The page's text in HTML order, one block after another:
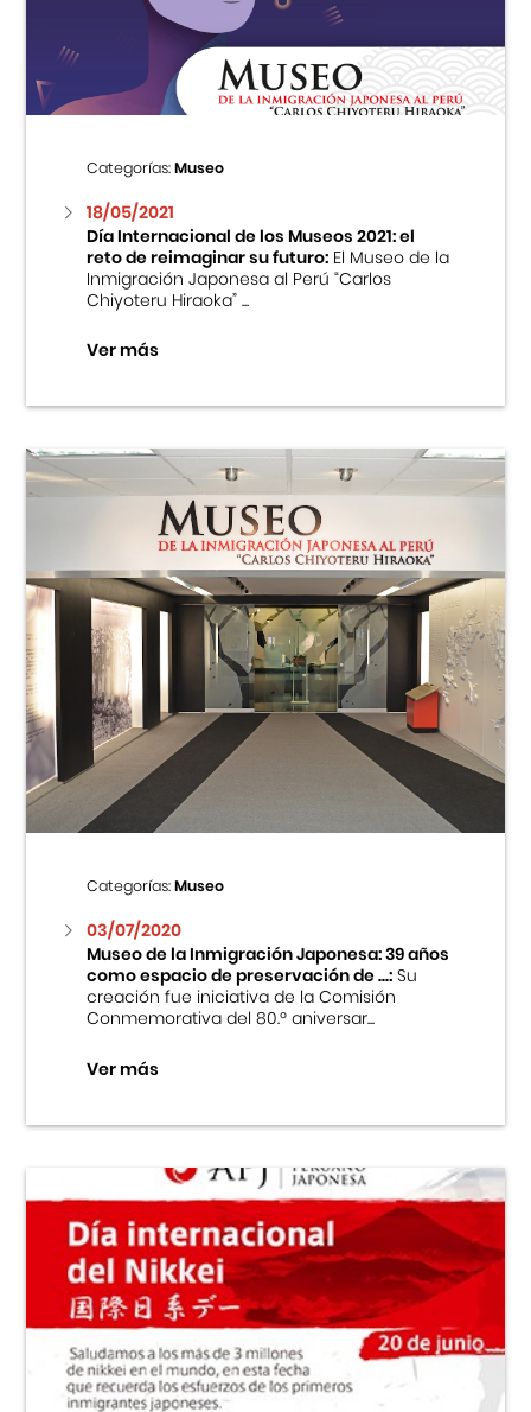
Centro Cultural Peruano Japonés
Cursos
Museo de la Inmigración Japonesa
Fondo Editorial
Teatro Peruano Japonés
Categorías:Museo
18/05/2021
Día Internacional de los Museos 2021: el
reto de reimaginar su futuro:El Museo de la
Inmigración Japonesa al Perú “Carlos
Chiyoteru Hiraoka” ...
Ver más
Categorías:Museo
03/07/2020
Museo de la Inmigración Japonesa: 39 años
como espacio de preservación de ...:Su
creación fue iniciativa de la Comisión
Conmemorativa del 80.º aniversar...
Ver más